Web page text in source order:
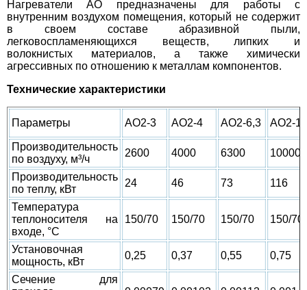
Нагреватели АО предназначены для работы с
внутренним воздухом помещения, который не содержит
в своем составе абразивной пыли,
легковоспламеняющихся веществ, липких и
волокнистых материалов, а также химически
агрессивных по отношению к металлам компонентов.
Технические характеристики
Параметры АО2-3 АО2-4 АО2-6,3 АО2-10
Производительность
по воздуху, м³/ч
2600 4000 6300 10000
Производительность
по теплу, кВт
24 46 73 116
Температура
теплоносителя на
входе, °С
150/70 150/70 150/70 150/70
Установочная
мощность, кВт
0,25 0,37 0,55 0,75
Сечение для